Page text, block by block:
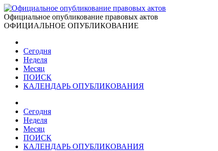
Официальное опубликование правовых актов
ОФИЦИАЛЬНОЕ ОПУБЛИКОВАНИЕ
Сегодня
Неделя
Месяц
ПОИСК
КАЛЕНДАРЬ ОПУБЛИКОВАНИЯ
Сегодня
Неделя
Месяц
ПОИСК
КАЛЕНДАРЬ ОПУБЛИКОВАНИЯ